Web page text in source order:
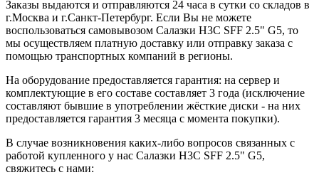
Заказы выдаются и отправляются 24 часа в сутки со складов в
г.Москва и г.Санкт-Петербург. Если Вы не можете
воспользоваться самовывозом Салазки H3C SFF 2.5" G5, то
мы осуществляем платную доставку или отправку заказа с
помощью транспортных компаний в регионы.
На оборудование предоставляется гарантия: на сервер и
комплектующие в его составе составляет 3 года (исключение
составляют бывшие в употреблении жёсткие диски - на них
предоставляется гарантия 3 месяца с момента покупки).
В случае возникновения каких-либо вопросов связанных с
работой купленного у нас Салазки H3C SFF 2.5" G5,
свяжитесь с нами: